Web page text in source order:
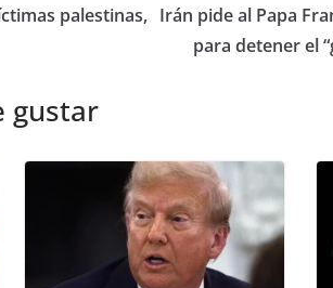
palestinas, Irán pide al Papa
para detener el
gustar